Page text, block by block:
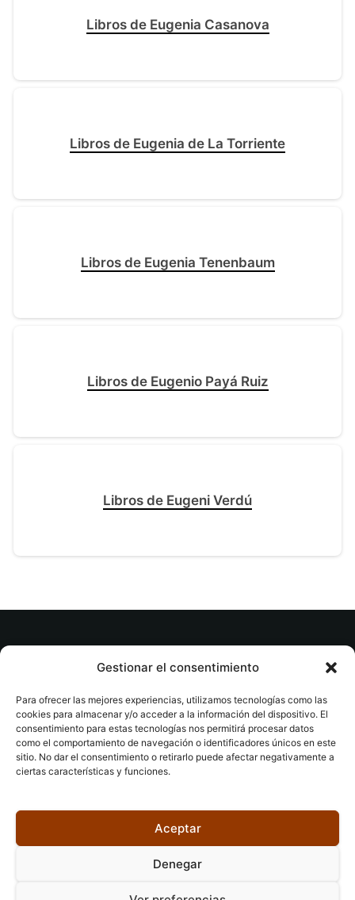
Gestionar el consentimiento
Para ofrecer las mejores experiencias, utilizamos tecnologías como las
cookies para almacenar y/o acceder a la información del dispositivo. El
consentimiento para estas tecnologías nos permitirá procesar datos
como el comportamiento de navegación o identificadores únicos en este
sitio. No dar el consentimiento o retirarlo puede afectar negativamente a
ciertas características y funciones.
Aceptar
Denegar
Libros de Eugenia Casanova
Libros de Eugenia de La Torriente
Libros de Eugenia Tenenbaum
Libros de Eugenio Payá Ruiz
Libros de Eugeni Verdú
© tuslibrosvip.com · Todos los derechos
Aviso legal|Accesibilidad